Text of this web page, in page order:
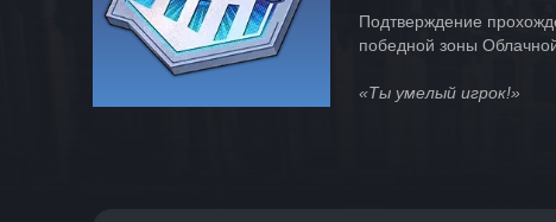
Подтверждение
победной зоны
«Ты умелый игрок!»